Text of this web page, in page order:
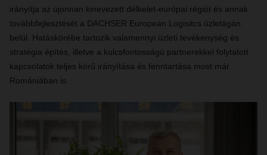
irányítja az újonnan kinevezett délkelet-európai régiót és annak
továbbfejlesztését a DACHSER European Logisitcs üzletágán
belül. Hatáskörébe tartozik valamennyi üzleti tevékenység és
stratégia építés, illetve a kulcsfontosságú partnerekkel folytatott
kapcsolatok teljes körű irányítása és fenntartása most már
Romániában is.